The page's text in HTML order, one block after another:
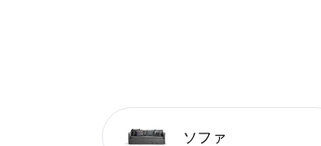
ソファ